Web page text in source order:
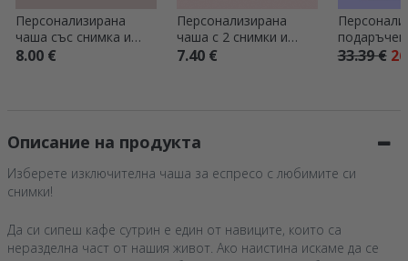
Персонализирана
чаша със снимка и
текст – модел с
8.00 €
Персонализирана
чаша с 2 снимки и
текст
7.40 €
Pasta Club
33.39 €
Описание на продукта
Изберете изключителна чаша за еспресо с любимите си
снимки!
Да си сипеш кафе сутрин е един от навиците, които са
неразделна част от нашия живот. Ако наистина искаме да се